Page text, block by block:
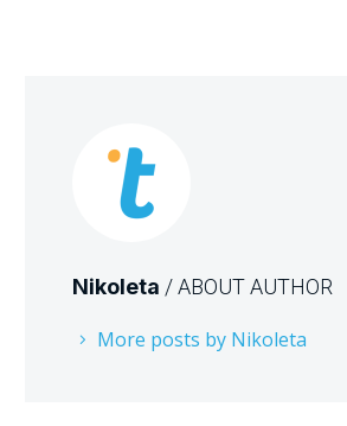
Nikoleta / ABOUT AUTHOR
More posts by Nikoleta